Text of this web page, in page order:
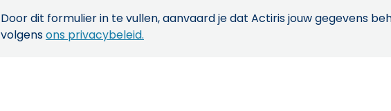
Door dit formulier in te vullen, aanvaard je dat Actiris jouw gegevens
volgensons privacybeleid.